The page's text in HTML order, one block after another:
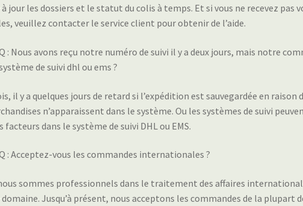
jour les dossiers et le statut du colis à temps. Et si vous ne recevez pas
veuillez contacter le service client pour obtenir de l’aide.
: Nous avons reçu notre numéro de suivi il y a deux jours, mais notre
de suivi dhl ou ems ?
il y a quelques jours de retard si l’expédition est sauvegardée en raison
n’apparaissent dans le système. Ou les systèmes de suivi
facteurs dans le système de suivi DHL ou EMS.
: Acceptez-vous les commandes internationales ?
sommes professionnels dans le traitement des affaires
domaine. Jusqu’à présent, nous acceptons les commandes de la plupart